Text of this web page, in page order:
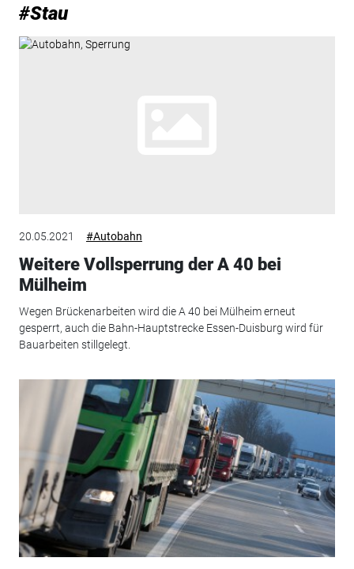
#Stau
20.05.2021 #Autobahn
Weitere Vollsperrung der A 40 bei
Mülheim
Wegen Brückenarbeiten wird die A 40 bei Mülheim erneut
gesperrt, auch die Bahn-Hauptstrecke Essen-Duisburg wird für
Bauarbeiten stillgelegt.